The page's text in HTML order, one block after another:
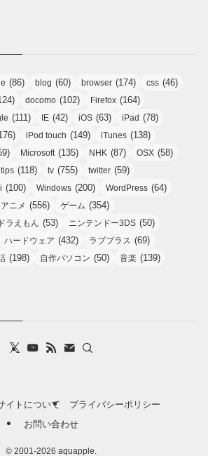
(86) blog (60) browser (174) css (46)
docomo (102) Firefox (164)
(111) IE (42) iOS (63) iPad (78)
iPod touch (149) iTunes (138)
Microsoft (135) NHK (87) OSX (58)
tips (118) tv (755) twitter (59)
(100) Windows (200) WordPress (64)
アニメ (556) ゲーム (354)
ドラえもん (53) ニンテンドー3DS (50)
ハードウェア (432) ラブプラス (69)
(198) 自作パソコン (50) 音楽 (139)
イトについて
プライバシーポリシー
お問い合わせ
© 2001-2026 aquapple.